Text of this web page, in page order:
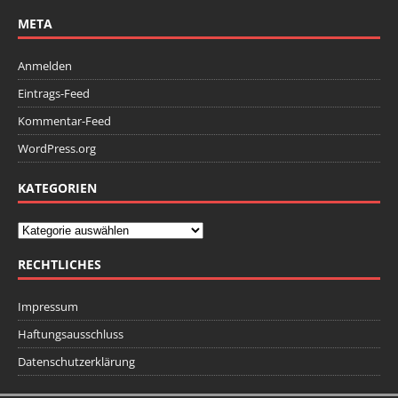
META
Anmelden
Eintrags-Feed
Kommentar-Feed
WordPress.org
KATEGORIEN
RECHTLICHES
Impressum
Haftungsausschluss
Datenschutzerklärung